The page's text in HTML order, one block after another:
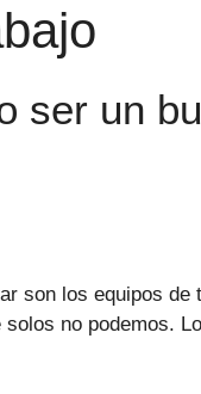
ser un
son los equipos
no podemos.